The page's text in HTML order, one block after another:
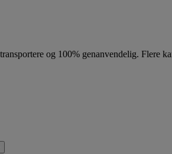
og 100% genanvendelig. Flere